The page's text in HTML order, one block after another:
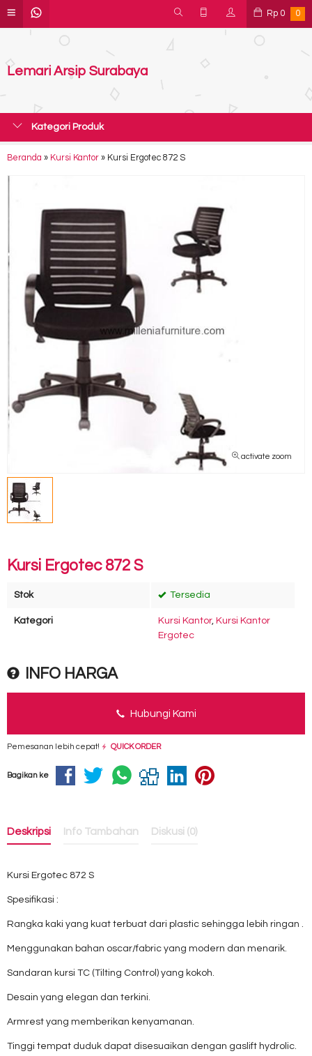
Rp 0 0
Lemari Arsip Surabaya
Kategori Produk
Beranda » Kursi Kantor » Kursi Ergotec 872 S
activate zoom
Kursi Ergotec 872 S
Stok Tersedia
Kategori Kursi Kantor, Kursi Kantor
Ergotec
INFO HARGA
Hubungi Kami
Pemesanan lebih cepat! QUICK ORDER
Bagikan ke
Deskripsi Info Tambahan Diskusi (0)
Kursi Ergotec 872 S
Spesifikasi :
Rangka kaki yang kuat terbuat dari plastic sehingga lebih ringan .
Menggunakan bahan oscar/fabric yang modern dan menarik.
Sandaran kursi TC (Tilting Control) yang kokoh.
Desain yang elegan dan terkini.
Armrest yang memberikan kenyamanan.
Tinggi tempat duduk dapat disesuaikan dengan gaslift hydrolic.